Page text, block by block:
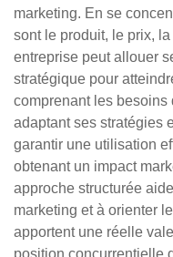
marketing. En se
sont le produit, le prix,
entreprise peut allouer
stratégique pour
comprenant les besoins
adaptant ses stratégies
garantir une utilisation
obtenant un impact
approche structurée
marketing et à orienter
apportent une réelle
position concurrentielle